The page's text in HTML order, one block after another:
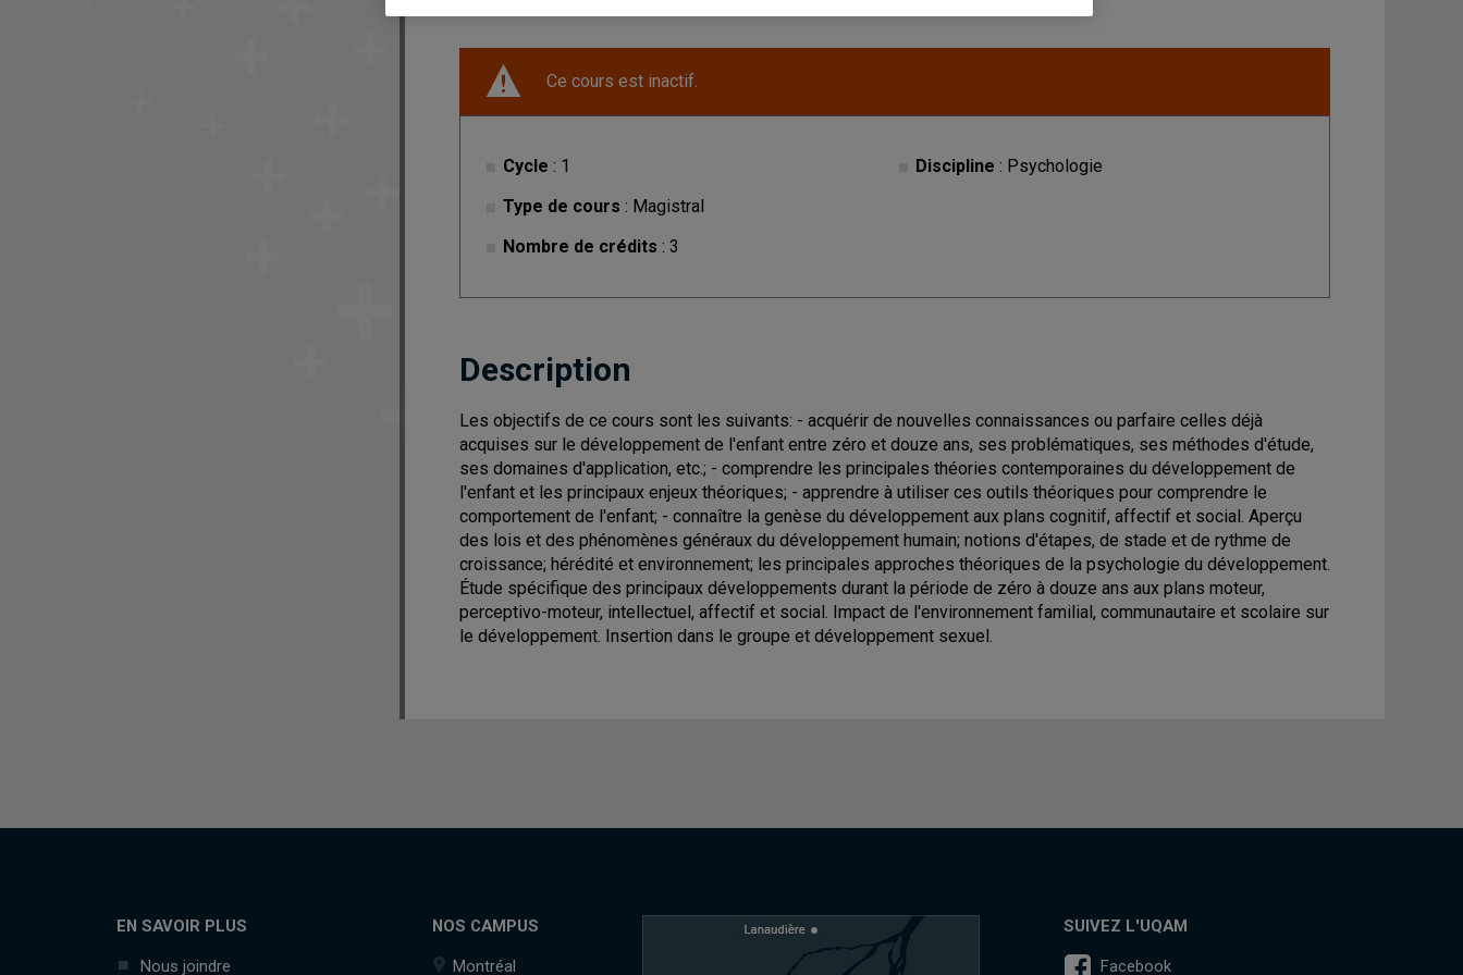
Ce cours est inactif.
Cycle : 1
Type de cours : Magistral
Nombre de crédits : 3
Discipline : Psychologie
Description
Les objectifs de ce cours sont les suivants: - acquérir de nouvelles connaissances ou parfaire celles déjà
acquises sur le développement de l'enfant entre zéro et douze ans, ses problématiques, ses méthodes d'étude,
ses domaines d'application, etc.; - comprendre les principales théories contemporaines du développement de
l'enfant et les principaux enjeux théoriques; - apprendre à utiliser ces outils théoriques pour comprendre le
comportement de l'enfant; - connaître la genèse du développement aux plans cognitif, affectif et social. Aperçu
des lois et des phénomènes généraux du développement humain; notions d'étapes, de stade et de rythme de
croissance; hérédité et environnement; les principales approches théoriques de la psychologie du développement.
Étude spécifique des principaux développements durant la période de zéro à douze ans aux plans moteur,
perceptivo-moteur, intellectuel, affectif et social. Impact de l'environnement familial, communautaire et scolaire sur
le développement. Insertion dans le groupe et développement sexuel.
EN SAVOIR PLUS
Nous joindre
NOS CAMPUS
Montréal
SUIVEZ L'UQAM
Facebook